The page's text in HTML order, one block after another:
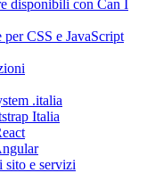
disponibili con Can I
CSS e JavaScript
.italia
Italia
sito e servizi